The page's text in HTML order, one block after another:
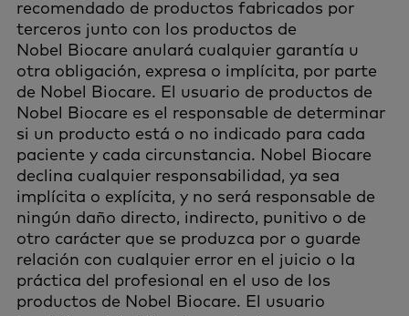
recomendado de productos fabricados por
terceros junto con los productos de
Nobel Biocare anulará cualquier garantía u
otra obligación, expresa o implícita, por parte
de Nobel Biocare. El usuario de productos de
Nobel Biocare es el responsable de determinar
si un producto está o no indicado para cada
paciente y cada circunstancia. Nobel Biocare
declina cualquier responsabilidad, ya sea
implícita o explícita, y no será responsable de
ningún daño directo, indirecto, punitivo o de
otro carácter que se produzca por o guarde
relación con cualquier error en el juicio o la
práctica del profesional en el uso de los
productos de Nobel Biocare. El usuario